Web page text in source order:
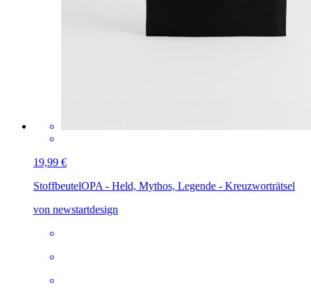
19,99 €
StoffbeutelOPA - Held, Mythos, Legende - Kreuzworträtsel
von newstartdesign